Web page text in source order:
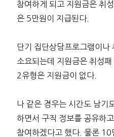
참여하게 되고 지원금은 취
은 5만원이 지급된다.
단기 집단상담프로그램이나
소요되는데 지원금은 취성
2유형은 지원금이 없다.
나 같은 경우는 시간도 남기
하면서 구직 정보를 공유하
참여하겠다고 했다. 물론 10